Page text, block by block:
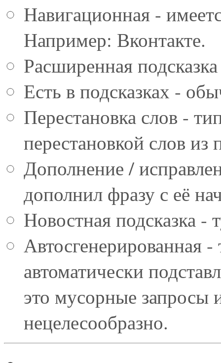
Навигационная -
Например: Вконтакте.
Расширенная
Есть в подсказках -
Перестановка слов -
перестановкой слов из
Дополнение /
дополнил фразу с её
Новостная подсказка -
Автосгенерированная -
автоматически
это мусорные
нецелесообразно.